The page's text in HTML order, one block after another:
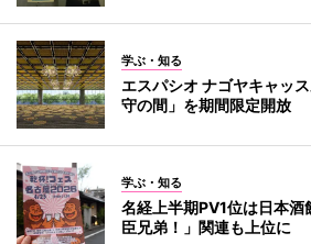
学ぶ・知る
エスパシオ ナゴヤキャッ
守の間」を期間限定開放
学ぶ・知る
名経上半期PV1位は日本
臣兄弟！」関連も上位に